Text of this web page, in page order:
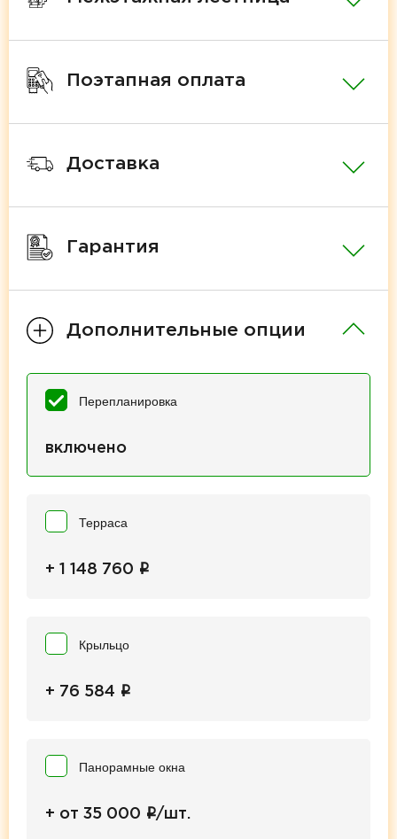
Поэтапная оплата
Доставка
Гарантия
Дополнительные опции
Перепланировка
включено
Терраса
+ 1 148 760 i
Крыльцо
+ 76 584 i
Панорамные окна
+ от 35 000 i/шт.